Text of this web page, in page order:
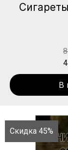
В
Скидка 45%